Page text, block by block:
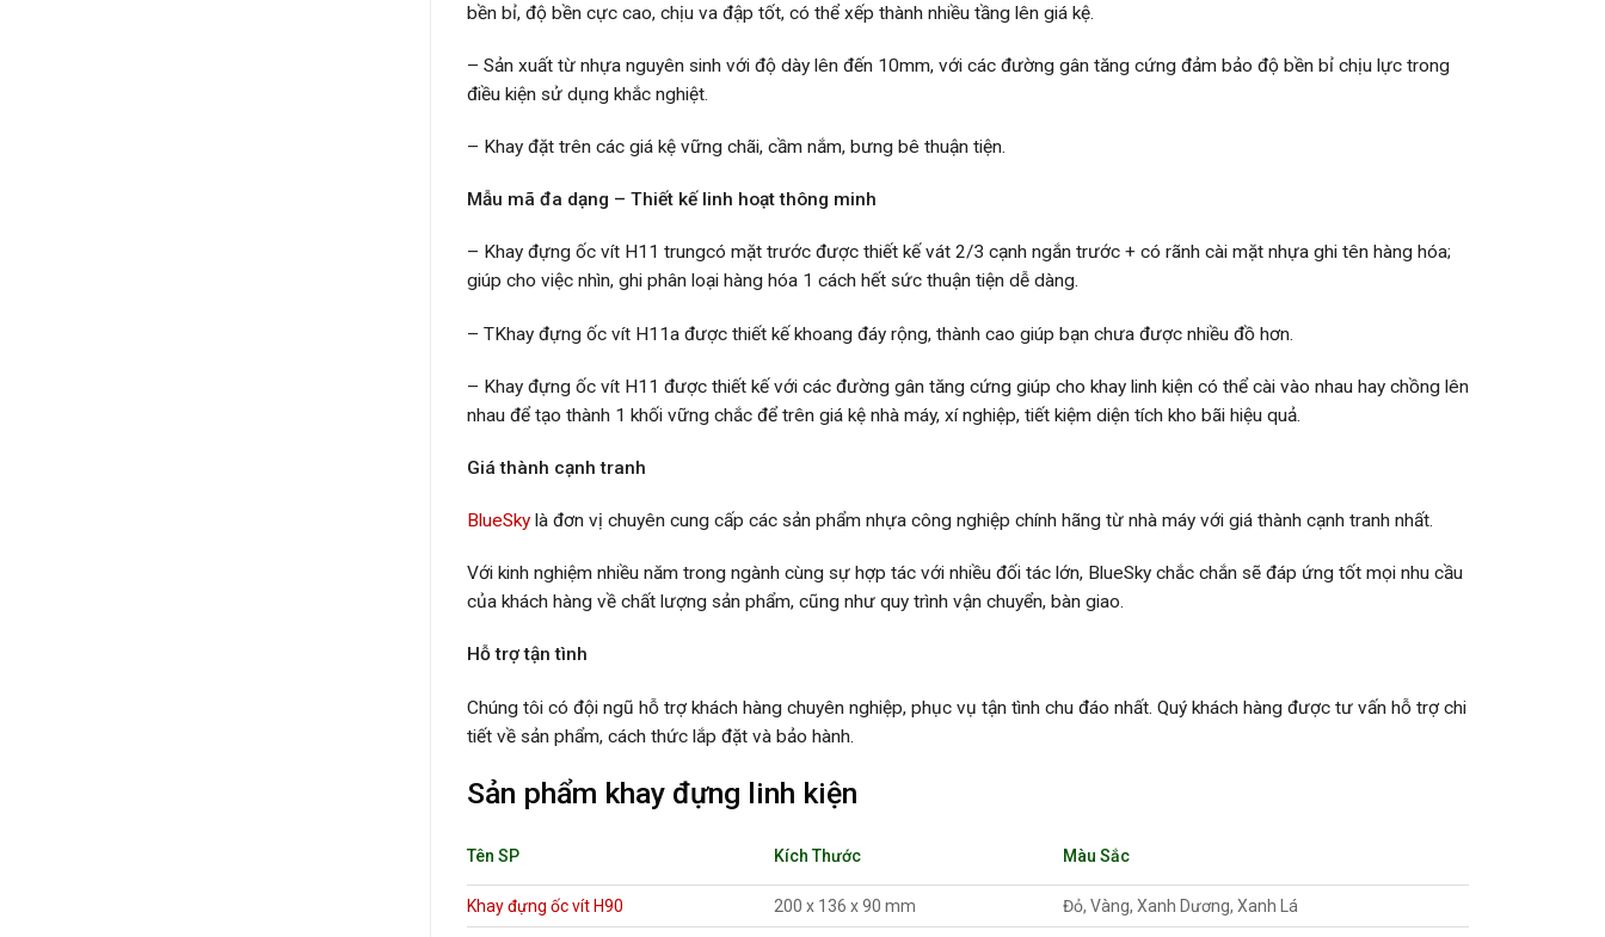
bền bỉ, độ bền cực cao, chịu va đập tốt, có thể xếp thành nhiều tầng lên giá kệ.
– Sản xuất từ nhựa nguyên sinh với độ dày lên đến 10mm, với các đường gân tăng cứng đảm bảo độ bền bỉ chịu lực trong
điều kiện sử dụng khắc nghiệt.
– Khay đặt trên các giá kệ vững chãi, cầm nắm, bưng bê thuận tiện.
Mẫu mã đa dạng – Thiết kế linh hoạt thông minh
– Khay đựng ốc vít H11 trungcó mặt trước được thiết kế vát 2/3 cạnh ngắn trước + có rãnh cài mặt nhựa ghi tên hàng hóa;
giúp cho việc nhìn, ghi phân loại hàng hóa 1 cách hết sức thuận tiện dễ dàng.
– TKhay đựng ốc vít H11a được thiết kế khoang đáy rộng, thành cao giúp bạn chưa được nhiều đồ hơn.
– Khay đựng ốc vít H11 được thiết kế với các đường gân tăng cứng giúp cho khay linh kiện có thể cài vào nhau hay chồng lên
nhau để tạo thành 1 khối vững chắc để trên giá kệ nhà máy, xí nghiệp, tiết kiệm diện tích kho bãi hiệu quả.
Giá thành cạnh tranh
BlueSky là đơn vị chuyên cung cấp các sản phẩm nhựa công nghiệp chính hãng từ nhà máy với giá thành cạnh tranh nhất.
Với kinh nghiệm nhiều năm trong ngành cùng sự hợp tác với nhiều đối tác lớn, BlueSky chắc chắn sẽ đáp ứng tốt mọi nhu cầu
của khách hàng về chất lượng sản phẩm, cũng như quy trình vận chuyển, bàn giao.
Hỗ trợ tận tình
Chúng tôi có đội ngũ hỗ trợ khách hàng chuyên nghiệp, phục vụ tận tình chu đáo nhất. Quý khách hàng được tư vấn hỗ trợ chi
tiết về sản phẩm, cách thức lắp đặt và bảo hành.
Sản phẩm khay đựng linh kiện
Tên SP Kích Thước Màu Sắc
Khay đựng ốc vít H90 200 x 136 x 90 mm Đỏ, Vàng, Xanh Dương, Xanh Lá